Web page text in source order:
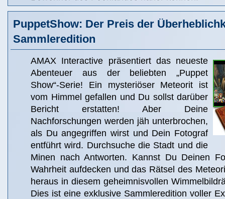
PuppetShow: Der Preis der
Sammleredition
AMAX Interactive präsentiert das neueste
Abenteuer aus der beliebten „Puppet
Show“-Serie! Ein mysteriöser Meteorit ist
vom Himmel gefallen und Du sollst darüber
Bericht erstatten! Aber Deine
Nachforschungen werden jäh unterbrochen,
als Du angegriffen wirst und Dein Fotograf
entführt wird. Durchsuche die Stadt und die
Minen nach Antworten. Kannst Du Deinen
Wahrheit aufdecken und das Rätsel des
heraus in diesem geheimnisvollen
Dies ist eine exklusive Sammleredition voller